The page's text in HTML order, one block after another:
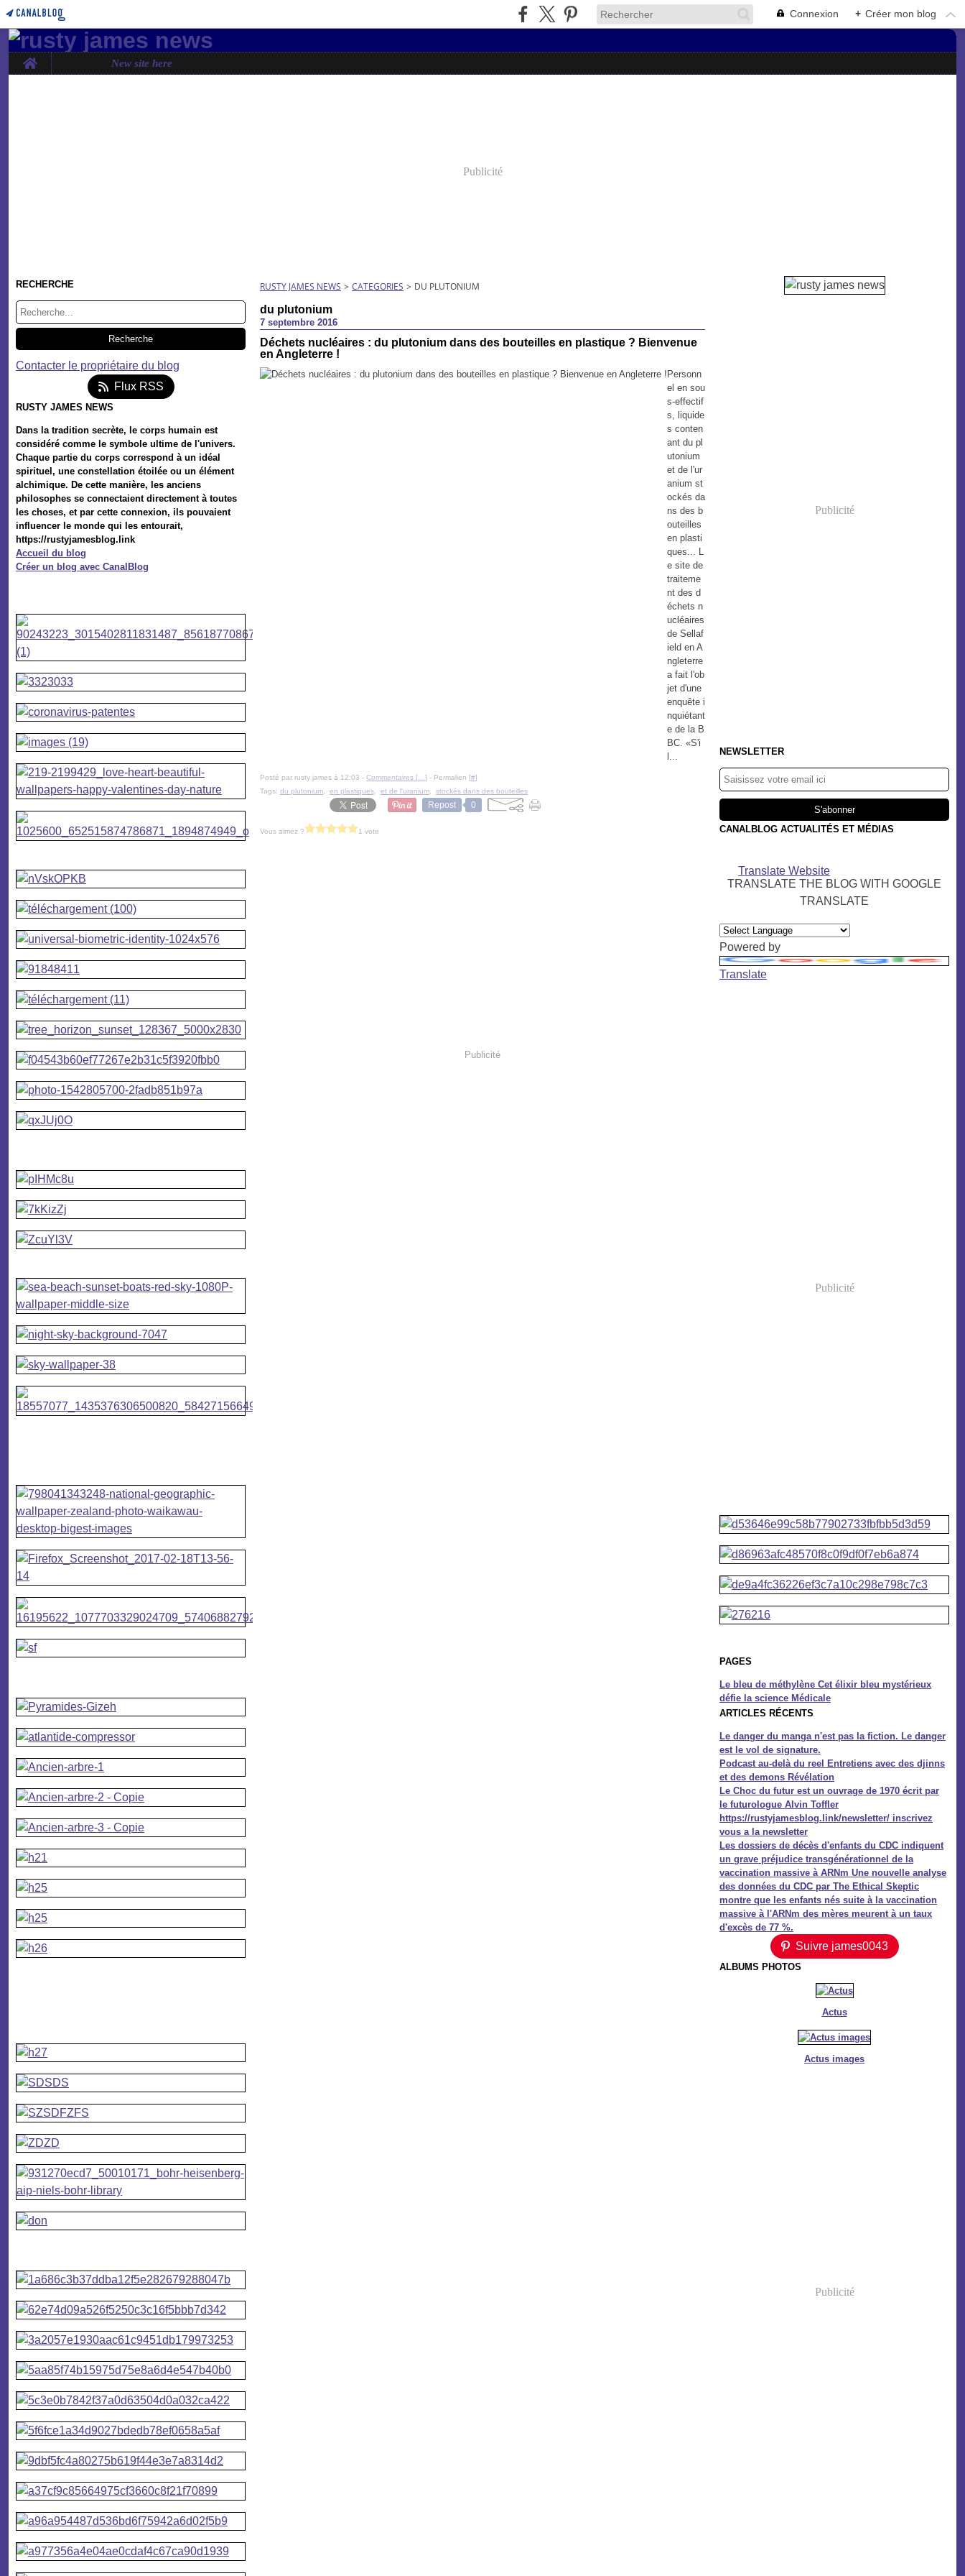
Connexion + Créer mon blog
Home New site here
Publicité
RECHERCHE
Contacter le propriétaire du blog
Flux RSS
RUSTY JAMES NEWS
Dans la tradition secrète, le corps humain est
considéré comme le symbole ultime de l'univers.
Chaque partie du corps correspond à un idéal
spirituel, une constellation étoilée ou un élément
alchimique. De cette manière, les anciens
philosophes se connectaient directement à toutes
les choses, et par cette connexion, ils pouvaient
influencer le monde qui les entourait,
https://rustyjamesblog.link
Accueil du blog
Créer un blog avec CanalBlog
RUSTY JAMES NEWS > CATEGORIES > DU PLUTONIUM
du plutonium
7 septembre 2016
Déchets nucléaires : du plutonium dans des bouteilles en plastique ? Bienvenue
en Angleterre !
Personn
el en sou
s-effectif
s, liquide
s conten
ant du pl
utonium
et de l'ur
anium st
ockés da
ns des b
outeilles
en plasti
ques... L
e site de
traiteme
nt des d
échets n
ucléaires
de Sellaf
ield en A
ngleterre
a fait l'ob
jet d'une
enquête i
nquiétant
e de la B
BC. «S'i
l...
Posté par rusty james à 12:03 - Commentaires [ ] - Permalien [#]
Tags: du plutonium en plastiques et de l'uranium stockés dans des bouteilles
Repost 0
Vous aimez ? 1 vote
Publicité
Publicité
NEWSLETTER
CANALBLOG ACTUALITÉS ET MÉDIAS
Translate Website
TRANSLATE THE BLOG WITH GOOGLE
TRANSLATE
Powered by
Translate
Publicité
PAGES
Le bleu de méthylène Cet élixir bleu mystérieux
défie la science Médicale
ARTICLES RÉCENTS
Le danger du manga n'est pas la fiction. Le danger
est le vol de signature.
Podcast au-delà du reel Entretiens avec des djinns
et des demons Révélation
Le Choc du futur est un ouvrage de 1970 écrit par
le futurologue Alvin Toffler
https://rustyjamesblog.link/newsletter/ inscrivez
vous a la newsletter
Les dossiers de décès d'enfants du CDC indiquent
un grave préjudice transgénérationnel de la
vaccination massive à ARNm Une nouvelle analyse
des données du CDC par The Ethical Skeptic
montre que les enfants nés suite à la vaccination
massive à l'ARNm des mères meurent à un taux
d'excès de 77 %.
Suivre james0043
ALBUMS PHOTOS
Actus
Actus images
Publicité